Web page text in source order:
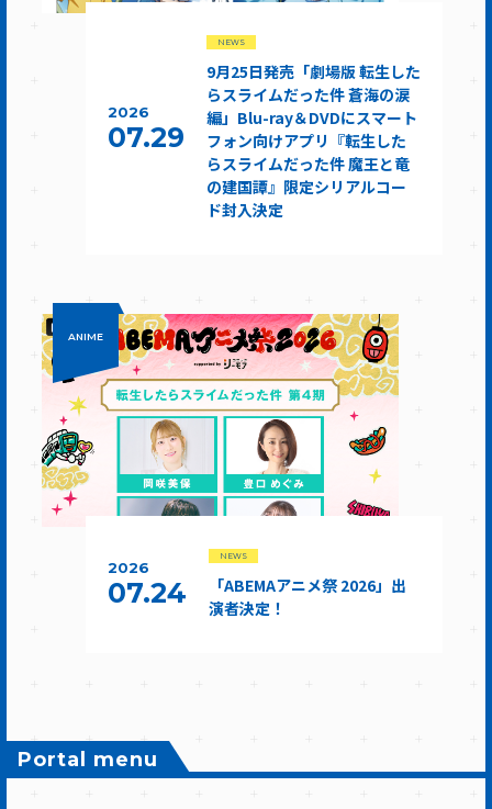
2026
07.29
NEWS
9月25日発売「劇場版 転生した
らスライムだった件 蒼海の涙
編」Blu-ray＆DVDにスマート
フォン向けアプリ『転生した
らスライムだった件 魔王と竜
の建国譚』限定シリアルコー
ド封入決定
ANIME
2026
07.24
NEWS
「ABEMAアニメ祭 2026」出
演者決定！
Portal menu